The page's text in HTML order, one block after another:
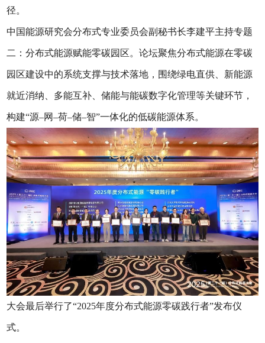
径。
中国能源研究会分布式专业委员会副秘书长李建平主持专题
二：分布式能源赋能零碳园区。论坛聚焦分布式能源在零碳
园区建设中的系统支撑与技术落地，围绕绿电直供、新能源
就近消纳、多能互补、储能与能碳数字化管理等关键环节，
构建“源–网–荷–储–智”一体化的低碳能源体系。
大会最后举行了“2025年度分布式能源零碳践行者”发布仪
式。